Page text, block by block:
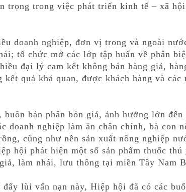
trọng trong việc phát triển kinh tế – xã
doanh nghiệp, đơn vị trong và ngoài
tổ chức mở các lớp tập huấn về phân
đại lý cam kết không bán hàng giả,
quả khả quan, được khách hàng và các
buôn bán phân bón giả, ảnh hưởng lớn đến
doanh nghiệp làm ăn chân chính, bà con
cũng như nền sản xuất nông nghiệp
hội phát hiện một số sản phẩm thuốc thú
làm nhái, lưu thông tại miền Tây Nam
đẩy lùi vấn nạn này, Hiệp hội đã có các